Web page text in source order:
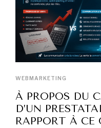
WEBMARKETING
À PROPOS DU
D’UN
RAPPORT À CE